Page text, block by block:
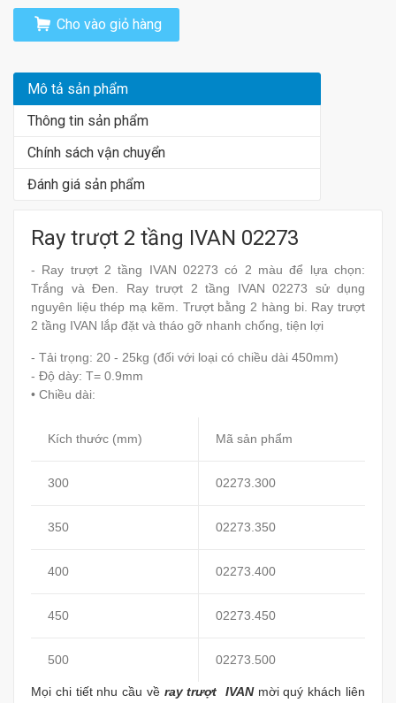
Cho vào giỏ hàng
Mô tả sản phẩm
Thông tin sản phẩm
Chính sách vận chuyển
Đánh giá sản phẩm
Ray trượt 2 tầng IVAN 02273
- Ray trượt 2 tầng IVAN 02273 có 2 màu để lựa chọn:
Trắng và Đen. Ray trượt 2 tầng IVAN 02273 sử dụng
nguyên liệu thép mạ kẽm. Trượt bằng 2 hàng bi. Ray trượt
2 tầng IVAN lắp đặt và tháo gỡ nhanh chống, tiện lợi
- Tải trọng: 20 - 25kg (đối với loại có chiều dài 450mm)
- Độ dày: T= 0.9mm
• Chiều dài:
Kích thước (mm) Mã sản phẩm
300 02273.300
350 02273.350
400 02273.400
450 02273.450
500 02273.500
Mọi chi tiết nhu cầu về ray trượt IVAN mời quý khách liên